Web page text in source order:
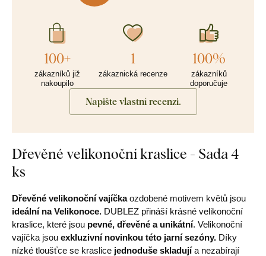
100+
zákazníků již
nakoupilo
1
zákaznická recenze
100%
zákazníků
doporučuje
Napište vlastní recenzi.
Dřevěné velikonoční kraslice - Sada 4
ks
Dřevěné velikonoční vajíčkaozdobené motivem květů jsou
ideální na Velikonoce. DUBLEZ přináší krásné velikonoční
kraslice, které jsou pevné, dřevěné a unikátní. Velikonoční
vajíčka jsou exkluzivní novinkou této jarní sezóny. Díky
nízké tloušťce se kraslice jednoduše skladujía nezabírají